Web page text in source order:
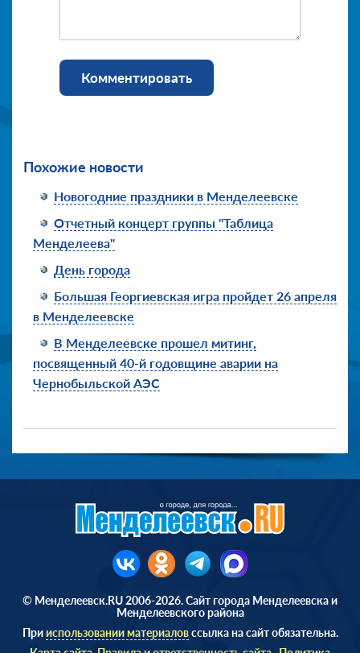
Комментировать
Похожие новости
Новогодние праздники в Менделеевске
Отчетный концерт группы "Таблица
Менделеева"
День города
Большая Георгиевская игра пройдет 26 апреля
в Менделеевске
В Менделеевске прошел митинг,
посвященный 40-й годовщине аварии на
Чернобыльской АЭС
© Менделеевск.RU 2006-2026. Сайт города Менделеевска и
Менделеевского района
Прииспользовании материаловссылка на сайт обязательна.